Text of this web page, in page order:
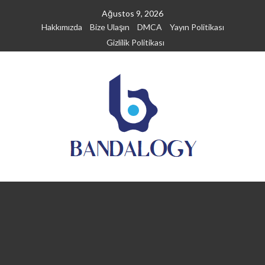
Ağustos 9, 2026
Hakkımızda
Bize Ulaşın DMCA
Yayın Politikası
Gizlilik Politikası